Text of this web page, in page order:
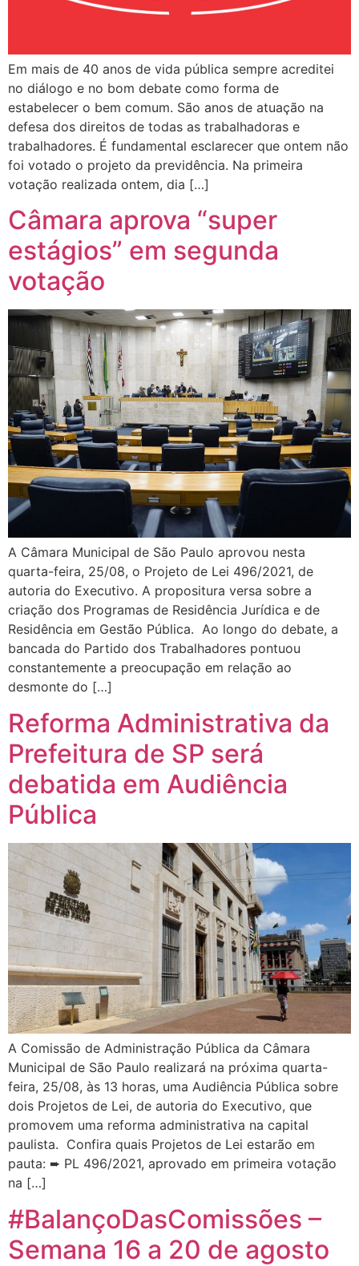
Em mais de 40 anos de vida pública sempre acreditei
no diálogo e no bom debate como forma de
estabelecer o bem comum. São anos de atuação na
defesa dos direitos de todas as trabalhadoras e
trabalhadores. É fundamental esclarecer que ontem não
foi votado o projeto da previdência. Na primeira
votação realizada ontem, dia […]
Câmara aprova “super
estágios” em segunda
votação
A Câmara Municipal de São Paulo aprovou nesta
quarta-feira, 25/08, o Projeto de Lei 496/2021, de
autoria do Executivo. A propositura versa sobre a
criação dos Programas de Residência Jurídica e de
Residência em Gestão Pública. Ao longo do debate, a
bancada do Partido dos Trabalhadores pontuou
constantemente a preocupação em relação ao
desmonte do […]
Reforma Administrativa da
Prefeitura de SP será
debatida em Audiência
Pública
A Comissão de Administração Pública da Câmara
Municipal de São Paulo realizará na próxima quarta-
feira, 25/08, às 13 horas, uma Audiência Pública sobre
dois Projetos de Lei, de autoria do Executivo, que
promovem uma reforma administrativa na capital
paulista. Confira quais Projetos de Lei estarão em
pauta: ➨ PL 496/2021, aprovado em primeira votação
na […]
#BalançoDasComissões –
Semana 16 a 20 de agosto